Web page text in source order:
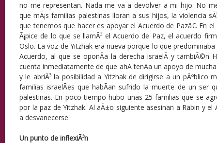
no me representan. Nada me va a devolver a mi hijo. No
que mÃ¡s familias palestinas lloran a sus hijos, la violencia
que tenemos que hacer es apoyar el Acuerdo de Pazâ€. En
Ã¡pice de lo que se llamÃ³ el Acuerdo de Paz, el acuerdo
Oslo. La voz de Yitzhak era nueva porque lo que
Acuerdo, al que se oponÃ­a la derecha israelÃ­ y tambiÃ©n
cuenta inmediatamente de que ahÃ­ tenÃ­a un apoyo de
y le abriÃ³ la posibilidad a Yitzhak de dirigirse a un pÃºblico
familias israelÃ­es que habÃ­an sufrido la muerte de un ser
palestinas. En poco tiempo hubo unas 25 familias que se
por la paz de Yitzhak. Al aÃ±o siguiente asesinan a Rabin y
a desvanecerse.
Un punto de inflexiÃ³n